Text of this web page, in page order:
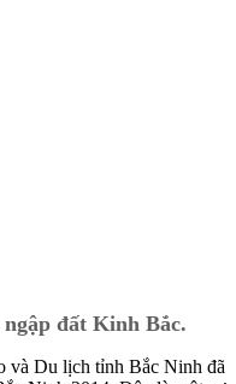
đất Kinh Bắc.
và Du lịch tỉnh Bắc Ninh đã